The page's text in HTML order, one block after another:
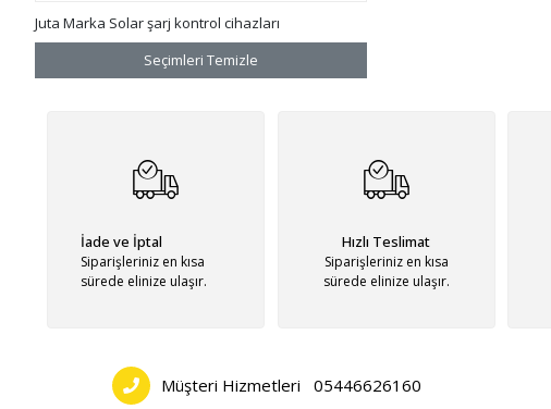
Juta Marka Solar şarj kontrol cihazları
Seçimleri Temizle
İade ve İptal
Siparişleriniz en kısa
sürede elinize ulaşır.
Hızlı Teslimat
Siparişleriniz en kısa
sürede elinize ulaşır.
Müşteri Hizmetleri 05446626160